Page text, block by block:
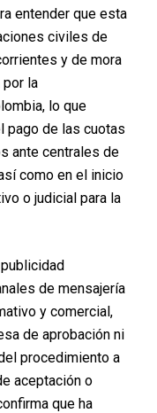
entender que esta
civiles de
y de mora
por la
lo que
pago de las cuotas
ante centrales de
como en el inicio
o judicial para la
de mensajería
y comercial,
de aprobación ni
procedimiento a
aceptación o
que ha